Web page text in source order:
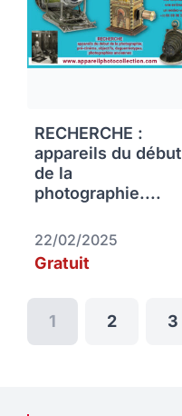
RECHERCHE :
appareils du début
de la
photographie....
22/02/2025
Gratuit
1 2 3